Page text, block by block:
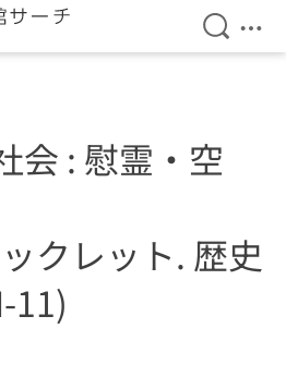
検索を
メ
会 : 慰霊・空
クレット. 歴史
11)